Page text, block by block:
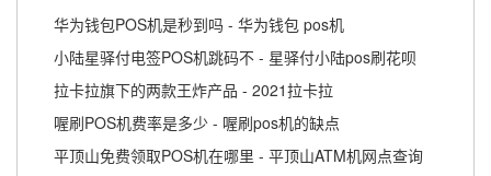
华为钱包POS机是秒到吗 - 华为钱包 pos机
小陆星驿付电签POS机跳码不 - 星驿付小陆pos刷花呗
拉卡拉旗下的两款王炸产品 - 2021拉卡拉
喔刷POS机费率是多少 - 喔刷pos机的缺点
平顶山免费领取POS机在哪里 - 平顶山ATM机网点查询